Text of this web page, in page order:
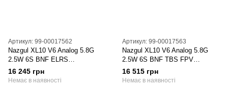
Артикул: 99-00017562
Nazgul XL10 V6 Analog 5.8G
2.5W 6S BNF ELRS
868/915MHz FPV квадрокоптер
16 245 грн
Немає в наявності
Артикул: 99-00017563
Nazgul XL10 V6 Analog 5.8G
2.5W 6S BNF TBS FPV
квадрокоптер
16 515 грн
Немає в наявності